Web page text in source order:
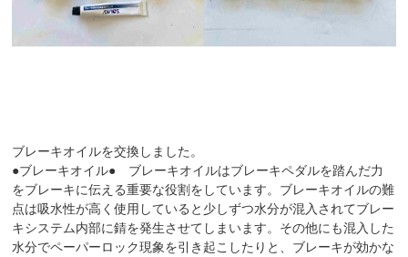
ブレーキオイルを交換しました。
●ブレーキオイル● ブレーキオイルはブレーキペダルを踏んだ力
をブレーキに伝える重要な役割をしています。ブレーキオイルの難
点は吸水性が高く使用していると少しずつ水分が混入されてブレー
キシステム内部に錆を発生させてしまいます。その他にも混入した
水分でペーパーロック現象を引き起こしたりと、ブレーキが効かな